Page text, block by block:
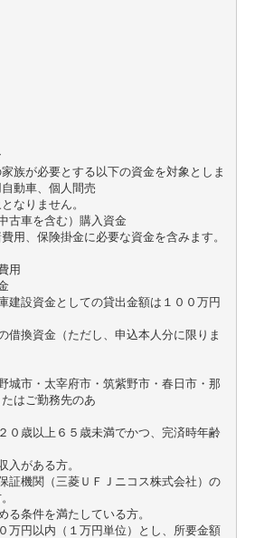
族が必要とする以下の資金を対象としま
動車、個人間売
なりません。
古車を含む）購入資金
用、保険掛金に必要な資金を含みます。
用
建設資金としての貸出金額は１００万円
借換資金（ただし、申込本人分に限りま
城市・太宰府市・筑紫野市・春日市・那
はご勤務先のあ
０歳以上６５歳未満でかつ、完済時年齢
入がある方。
証機関（三菱ＵＦＪニコス株式会社）の
る条件を満たしている方。
万円以内（１万円単位）とし、所要金額